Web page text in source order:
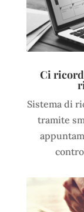
Ci
Sistema di
tramite